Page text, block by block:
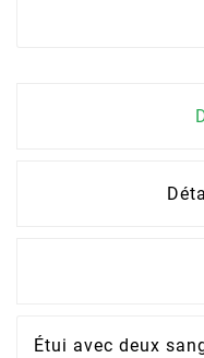
Étui avec deux